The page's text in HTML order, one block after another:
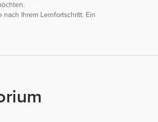
Ihrem Lernfortschritt. Ein